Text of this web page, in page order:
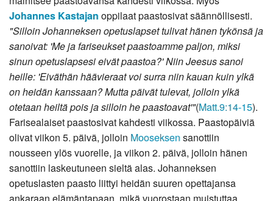
Johannes Kastajan oppilaat paastosivat säännöllisesti.
"Silloin Johanneksen opetuslapset tulivat hänen tykönsä ja
sanoivat: 'Me ja fariseukset paastoamme paljon, miksi
sinun opetuslapsesi eivät paastoa?' Niin Jeesus sanoi
heille: 'Eiväthän häävieraat voi surra niin kauan kuin ylkä
on heidän kanssaan? Mutta päivät tulevat, jolloin ylkä
otetaan heiltä pois ja silloin he paastoavat'"(Matt.9:14-15).
Farisealaiset paastosivat kahdesti viikossa. Paastopäiviä
olivat viikon 5. päivä, jolloin Mooseksen sanottiin
nousseen ylös vuorelle, ja viikon 2. päivä, jolloin hänen
sanottiin laskeutuneen sieltä alas. Johanneksen
opetuslasten paasto liittyi heidän suuren opettajansa
ankaraan elämäntapaan, mikä vuorostaan muistuttaa